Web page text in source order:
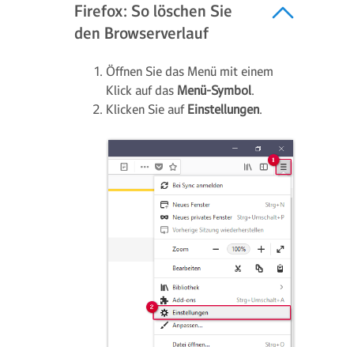
Firefox: So löschen Sie
den Browserverlauf
Öffnen Sie das Menü mit einem
Klick auf das Menü-Symbol.
Klicken Sie auf Einstellungen.